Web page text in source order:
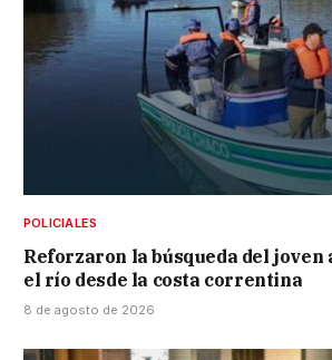
POLICIALES
Reforzaron la búsqueda del
el río desde la costa correntina
8 de agosto de 2026